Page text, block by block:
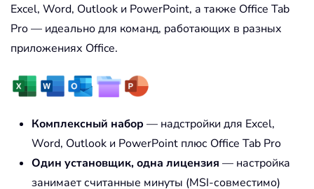
Excel, Word, Outlook и PowerPoint, а также Office Tab
Pro — идеально для команд, работающих в разных
приложениях Office.
Комплексный набор — надстройки для Excel,
Word, Outlook и PowerPoint плюс Office Tab Pro
Один установщик, одна лицензия — настройка
занимает считанные минуты (MSI-совместимо)